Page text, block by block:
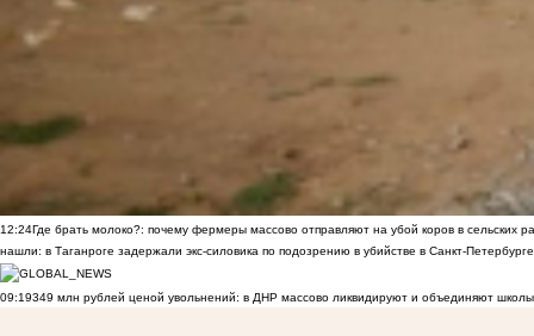
12:24Где брать молоко?: почему фермеры массово отправляют на убой коров в сельских
нашли: в Таганроге задержали экс-силовика по подозрению в убийстве в Санкт-Петербурге
09:19349 млн рублей ценой увольнений: в ДНР массово ликвидируют и объединяют